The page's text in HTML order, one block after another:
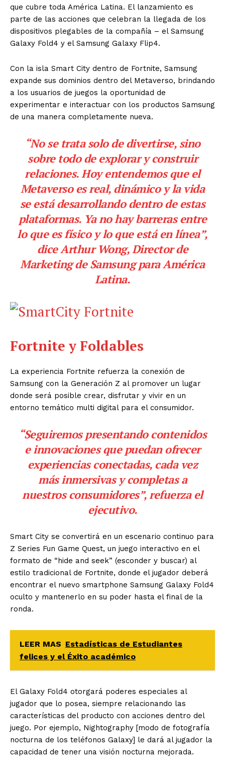
que cubre toda América Latina. El lanzamiento es
parte de las acciones que celebran la llegada de los
dispositivos plegables de la compañía – el Samsung
Galaxy Fold4 y el Samsung Galaxy Flip4.
Con la isla Smart City dentro de Fortnite, Samsung
expande sus dominios dentro del Metaverso, brindando
a los usuarios de juegos la oportunidad de
experimentar e interactuar con los productos Samsung
de una manera completamente nueva.
“No se trata solo de divertirse, sino
sobre todo de explorar y construir
relaciones. Hoy entendemos que el
Metaverso es real, dinámico y la vida
se está desarrollando dentro de estas
plataformas. Ya no hay barreras entre
lo que es físico y lo que está en línea”,
dice Arthur Wong, Director de
Marketing de Samsung para América
Latina.
Fortnite y Foldables
La experiencia Fortnite refuerza la conexión de
Samsung con la Generación Z al promover un lugar
donde será posible crear, disfrutar y vivir en un
entorno temático multi digital para el consumidor.
“Seguiremos presentando contenidos
e innovaciones que puedan ofrecer
experiencias conectadas, cada vez
más inmersivas y completas a
nuestros consumidores”, refuerza el
ejecutivo.
Smart City se convertirá en un escenario continuo para
Z Series Fun Game Quest, un juego interactivo en el
formato de “hide and seek” (esconder y buscar) al
estilo tradicional de Fortnite, donde el jugador deberá
encontrar el nuevo smartphone Samsung Galaxy Fold4
oculto y mantenerlo en su poder hasta el final de la
ronda.
LEER MAS Estadísticas de Estudiantes
felices y el Éxito académico
El Galaxy Fold4 otorgará poderes especiales al
jugador que lo posea, siempre relacionando las
características del producto con acciones dentro del
juego. Por ejemplo, Nightography [modo de fotografía
nocturna de los teléfonos Galaxy] le dará al jugador la
capacidad de tener una visión nocturna mejorada.